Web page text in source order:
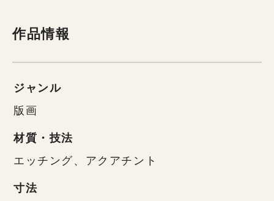
作品情報
ジャンル
版画
材質・技法
エッチング、アクアチント
寸法